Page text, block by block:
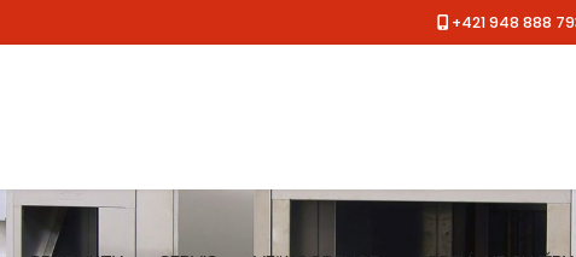
+421 948 888